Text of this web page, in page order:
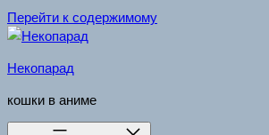
Перейти к содержимому
Некопарад
кошки в аниме